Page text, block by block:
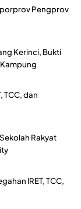
Pengprov
Kerinci, Bukti
TCC, dan
Rakyat
IRET, TCC,